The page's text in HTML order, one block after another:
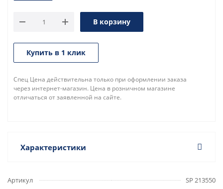
В корзину
Купить в 1 клик
Спец Цена действительна только при оформлении заказа
через интернет-магазин. Цена в розничном магазине
отличаться от заявленной на сайте.
Характеристики
Артикул
SP 213550